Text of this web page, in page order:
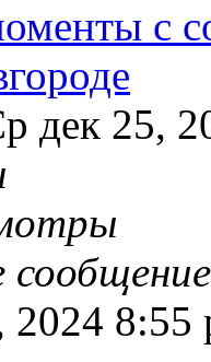
с
дек 25,
2024 8:55